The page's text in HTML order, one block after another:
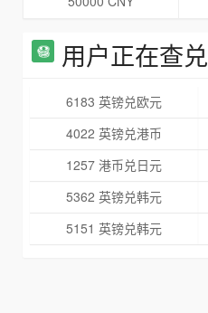
用户正在查兑
6183 英镑兑欧元
4022 英镑兑港币
1257 港币兑日元
5362 英镑兑韩元
5151 英镑兑韩元